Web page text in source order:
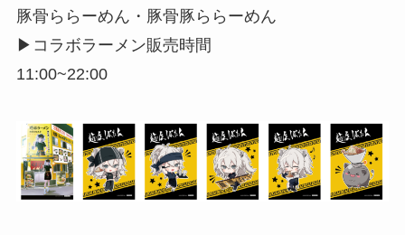
豚骨ららーめん・豚骨豚ららーめん
▶︎コラボラーメン販売時間
11:00~22:00